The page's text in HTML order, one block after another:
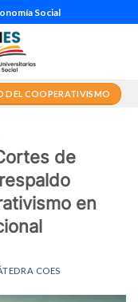
Social
DEL COOPERATIVISMO
de
en
COES